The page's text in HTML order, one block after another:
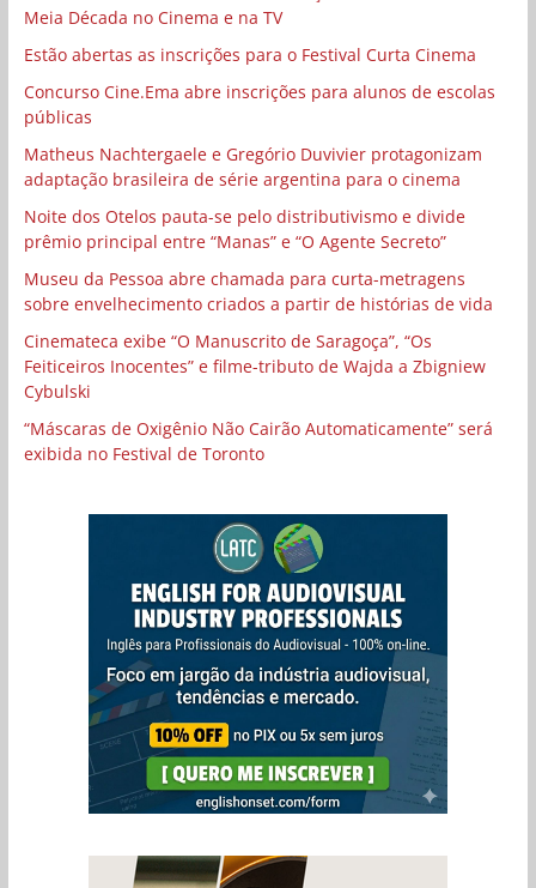
Meia Década no Cinema e na TV
Estão abertas as inscrições para o Festival Curta Cinema
Concurso Cine.Ema abre inscrições para alunos de escolas
públicas
Matheus Nachtergaele e Gregório Duvivier protagonizam
adaptação brasileira de série argentina para o cinema
Noite dos Otelos pauta-se pelo distributivismo e divide
prêmio principal entre “Manas” e “O Agente Secreto”
Museu da Pessoa abre chamada para curta-metragens
sobre envelhecimento criados a partir de histórias de vida
Cinemateca exibe “O Manuscrito de Saragoça”, “Os
Feiticeiros Inocentes” e filme-tributo de Wajda a Zbigniew
Cybulski
“Máscaras de Oxigênio Não Cairão Automaticamente” será
exibida no Festival de Toronto